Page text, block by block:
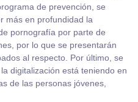
de prevención, se
más en profundidad la
pornografía por parte de
por lo que se presentarán
al respecto. Por último, se
digitalización está teniendo en
de las personas jóvenes,